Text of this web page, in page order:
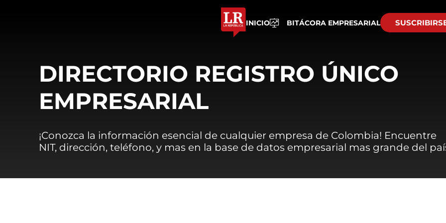
INICIO BITÁCORA EMPRESARIAL
DIRECTORIO REGISTRO ÚNICO
EMPRESARIAL
¡Conozca la información esencial de cualquier empresa de Colombia! Encuentre
NIT, dirección, teléfono, y mas en la base de datos empresarial mas grande del